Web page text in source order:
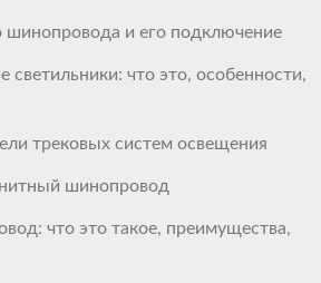
и его подключение
светильники: что это, особенности,
трековых систем освещения
шинопровод
что это такое, преимущества,